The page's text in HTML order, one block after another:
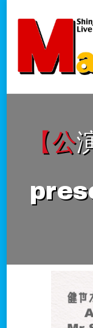
新宿
official
【公演中止】Liz is